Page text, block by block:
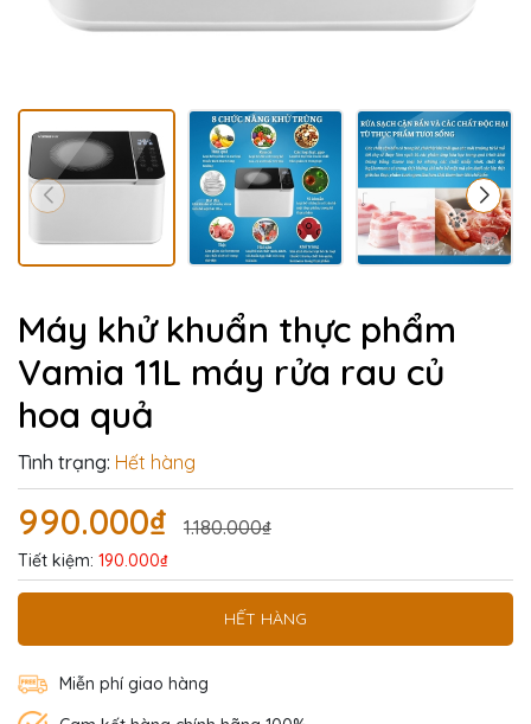
Máy khử khuẩn thực phẩm
Vamia 11L máy rửa rau củ
hoa quả
Tình trạng: Hết hàng
990.000₫ 1.180.000₫
Tiết kiệm: 190.000₫
HẾT HÀNG
Miễn phí giao hàng